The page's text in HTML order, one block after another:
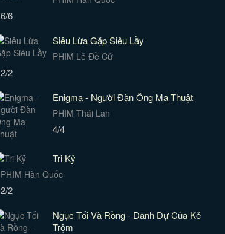
6/6
Siêu Lừa Gặp Siêu Lầy
PHIM Lẻ Đề Cử
2/2
Enigma - Người Đàn Ông Ma Thuật
PHIM Thái Lan
4/4
Tri Kỷ
PHIM Hàn Quốc
2/2
Ngục Tối Và Rồng - Danh Dự Của Kẻ
Trộm